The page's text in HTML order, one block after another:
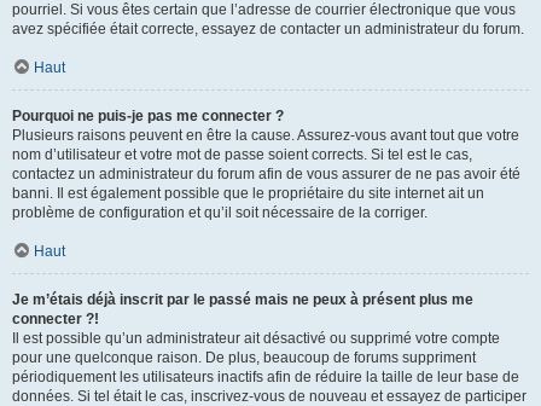
pourriel. Si vous êtes certain que l’adresse de courrier électronique que vous
avez spécifiée était correcte, essayez de contacter un administrateur du forum.
Haut
Pourquoi ne puis-je pas me connecter ?
Plusieurs raisons peuvent en être la cause. Assurez-vous avant tout que votre
nom d’utilisateur et votre mot de passe soient corrects. Si tel est le cas,
contactez un administrateur du forum afin de vous assurer de ne pas avoir été
banni. Il est également possible que le propriétaire du site internet ait un
problème de configuration et qu’il soit nécessaire de la corriger.
Haut
Je m’étais déjà inscrit par le passé mais ne peux à présent plus me
connecter ?!
Il est possible qu’un administrateur ait désactivé ou supprimé votre compte
pour une quelconque raison. De plus, beaucoup de forums suppriment
périodiquement les utilisateurs inactifs afin de réduire la taille de leur base de
données. Si tel était le cas, inscrivez-vous de nouveau et essayez de participer